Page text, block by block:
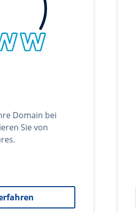
Domain bei
Sie von